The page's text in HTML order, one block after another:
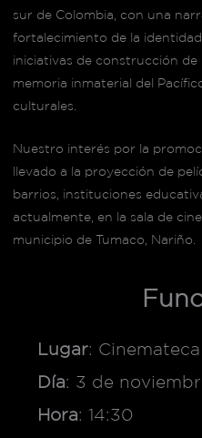
sur de Colombia, con una
fortalecimiento de la
iniciativas de construcción de
memoria inmaterial del
culturales.
Nuestro interés por la
llevado a la proyección de
barrios, instituciones
actualmente, en la sala de
municipio de Tumaco, Nariño.
Lugar:
Día: 3 de
Hora: 14:30